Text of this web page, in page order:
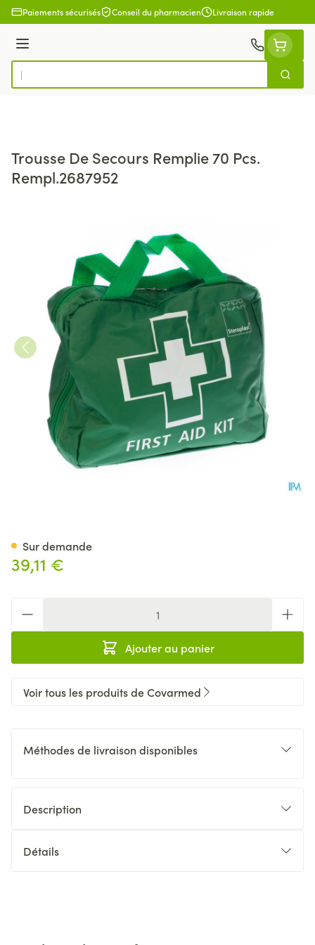
Aller au contenu
Paiements sécurisés Conseil du pharmacien Livraison rapide
Menu
Rechercher
Trousse De Secours Remplie 70 Pcs.
Rempl.2687952
39,11 €
Ajouter au panier
Sur demande
Voir tous les produits de Covarmed
Méthodes de livraison disponibles
Description
Détails